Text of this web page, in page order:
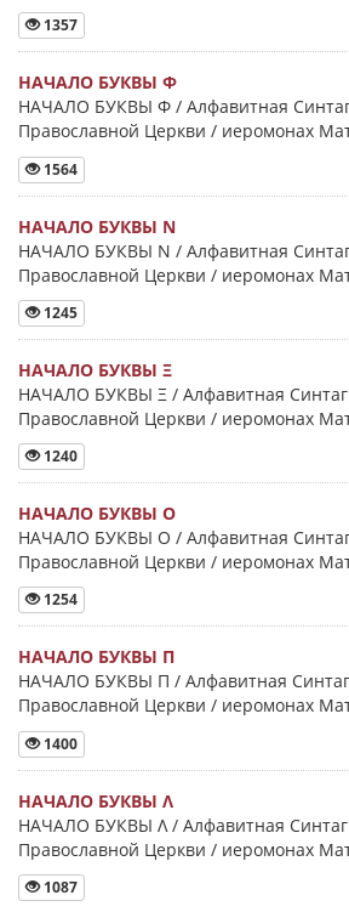
1357
НАЧАЛО БУКВЫ Φ
НАЧАЛО БУКВЫ Φ / Алфавитная
Православной Церкви / иеромонах
1564
НАЧАЛО БУКВЫ Ν
НАЧАЛО БУКВЫ Ν / Алфавитная
Православной Церкви / иеромонах
1245
НАЧАЛО БУКВЫ Ξ
НАЧАЛО БУКВЫ Ξ / Алфавитная
Православной Церкви / иеромонах
1240
НАЧАЛО БУКВЫ Ο
НАЧАЛО БУКВЫ Ο / Алфавитная
Православной Церкви / иеромонах
1254
НАЧАЛО БУКВЫ Π
НАЧАЛО БУКВЫ Π / Алфавитная
Православной Церкви / иеромонах
1400
НАЧАЛО БУКВЫ Λ
НАЧАЛО БУКВЫ Λ / Алфавитная
Православной Церкви / иеромонах
1087